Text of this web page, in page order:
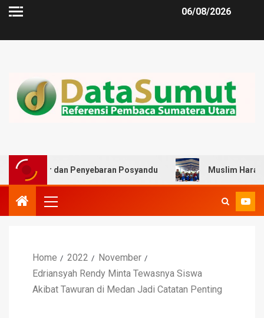
06/08/2026
Penyebaran Posyandu Muslim Harahap Minta
Home 2022
November
Edriansyah Rendy Minta Tewasnya Siswa
Akibat Tawuran di Medan Jadi Catatan Penting